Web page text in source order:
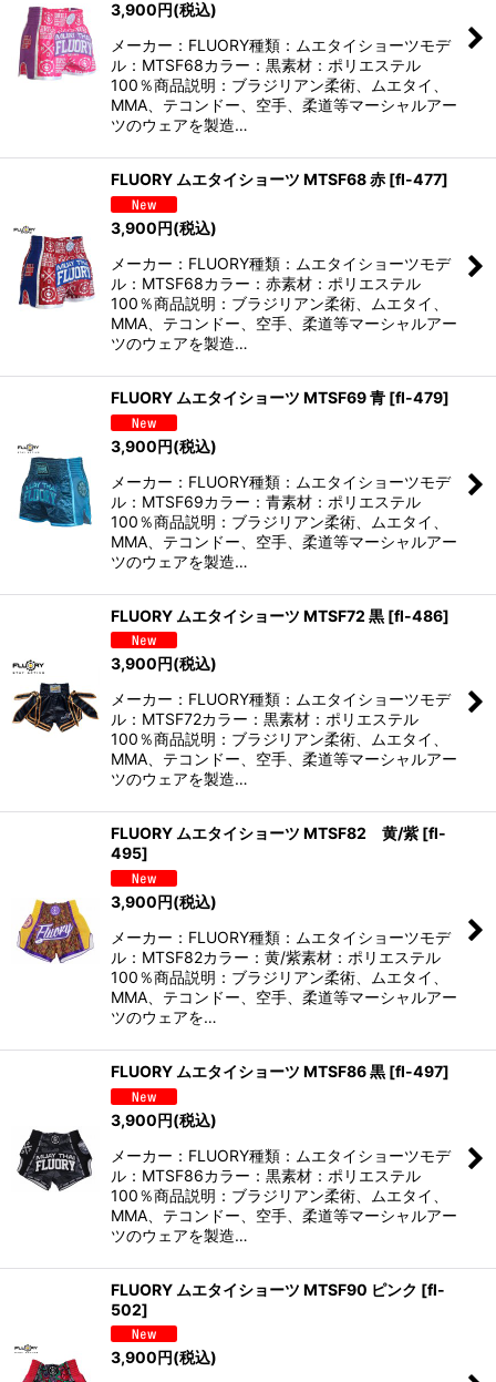
3,900円(税込)
メーカー：FLUORY種類：ムエタイショーツモデ
ル：MTSF68カラー：黒素材：ポリエステル
100％商品説明：ブラジリアン柔術、ムエタイ、
MMA、テコンドー、空手、柔道等マーシャルアー
ツのウェアを製造…
FLUORY ムエタイショーツ MTSF68 赤 [fl-477]
3,900円(税込)
メーカー：FLUORY種類：ムエタイショーツモデ
ル：MTSF68カラー：赤素材：ポリエステル
100％商品説明：ブラジリアン柔術、ムエタイ、
MMA、テコンドー、空手、柔道等マーシャルアー
ツのウェアを製造…
FLUORY ムエタイショーツ MTSF69 青 [fl-479]
3,900円(税込)
メーカー：FLUORY種類：ムエタイショーツモデ
ル：MTSF69カラー：青素材：ポリエステル
100％商品説明：ブラジリアン柔術、ムエタイ、
MMA、テコンドー、空手、柔道等マーシャルアー
ツのウェアを製造…
FLUORY ムエタイショーツ MTSF72 黒 [fl-486]
3,900円(税込)
メーカー：FLUORY種類：ムエタイショーツモデ
ル：MTSF72カラー：黒素材：ポリエステル
100％商品説明：ブラジリアン柔術、ムエタイ、
MMA、テコンドー、空手、柔道等マーシャルアー
ツのウェアを製造…
FLUORY ムエタイショーツ MTSF82 黄/紫 [fl-
495]
3,900円(税込)
メーカー：FLUORY種類：ムエタイショーツモデ
ル：MTSF82カラー：黄/紫素材：ポリエステル
100％商品説明：ブラジリアン柔術、ムエタイ、
MMA、テコンドー、空手、柔道等マーシャルアー
ツのウェアを…
FLUORY ムエタイショーツ MTSF86 黒 [fl-497]
3,900円(税込)
メーカー：FLUORY種類：ムエタイショーツモデ
ル：MTSF86カラー：黒素材：ポリエステル
100％商品説明：ブラジリアン柔術、ムエタイ、
MMA、テコンドー、空手、柔道等マーシャルアー
ツのウェアを製造…
FLUORY ムエタイショーツ MTSF90 ピンク [fl-
502]
3,900円(税込)